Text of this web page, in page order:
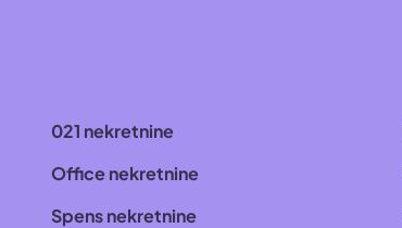
021 nekretnine
Office nekretnine
Spens nekretnine